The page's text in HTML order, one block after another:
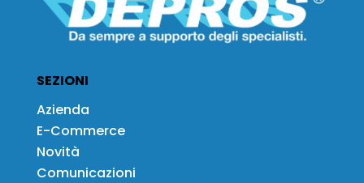
SEZIONI
Azienda
E-Commerce
Novità
Comunicazioni